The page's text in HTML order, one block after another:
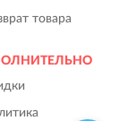
товара